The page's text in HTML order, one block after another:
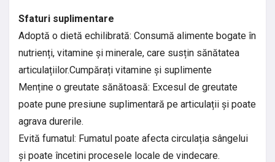
Sfaturi suplimentare
Adoptă o dietă echilibrată: Consumă alimente bogate în
nutrienți, vitamine și minerale, care susțin sănătatea
articulațiilor.Cumpărați vitamine și suplimente
Menține o greutate sănătoasă: Excesul de greutate
poate pune presiune suplimentară pe articulații și poate
agrava durerile.
Evită fumatul: Fumatul poate afecta circulația sângelui
și poate încetini procesele locale de vindecare.